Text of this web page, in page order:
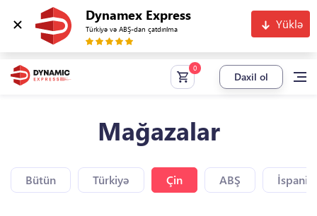
Dynamex Express
Türkiyə və ABŞ-dan çatdırılma Yüklə
Daxil ol
Mağazalar
Bütün Türkiyə Çin ABŞ